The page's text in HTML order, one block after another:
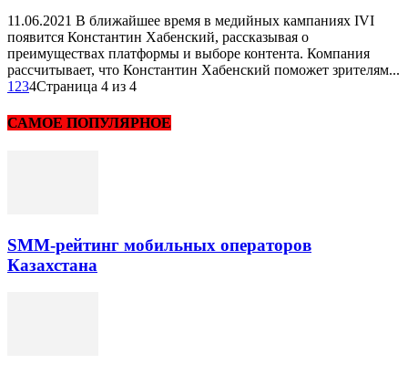
11.06.2021 В ближайшее время в медийных кампаниях IVI
появится Константин Хабенский, рассказывая о
преимуществах платформы и выборе контента. Компания
рассчитывает, что Константин Хабенский поможет зрителям...
1 234Страница 4 из 4
САМОЕ ПОПУЛЯРНОЕ
SMM-рейтинг мобильных операторов
Казахстана